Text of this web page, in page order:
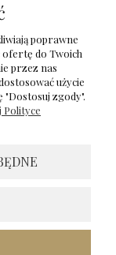
i płatność
i reklamacje
prywatności
poprawne
ofertę do Twoich
przez nas
użycie
zgody".
Polityce